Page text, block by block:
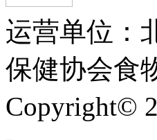
运营单位：
保健协会食
Copyright©